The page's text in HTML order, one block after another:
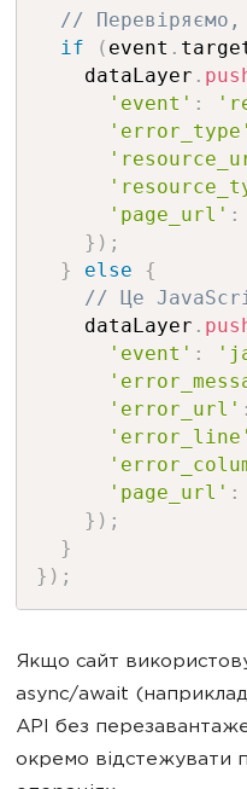
// Перевіряємо,
if
( event .
    dataLayer
.
'event' :
'error_type'
'page_url' :
} ) ;
}
else
{
// Це
    dataLayer
.
'event' :
'error_url' :
'error_line'
'page_url' :
} ) ;
}
} ) ;
Якщо сайт
async/await
API без
окремо відстежувати